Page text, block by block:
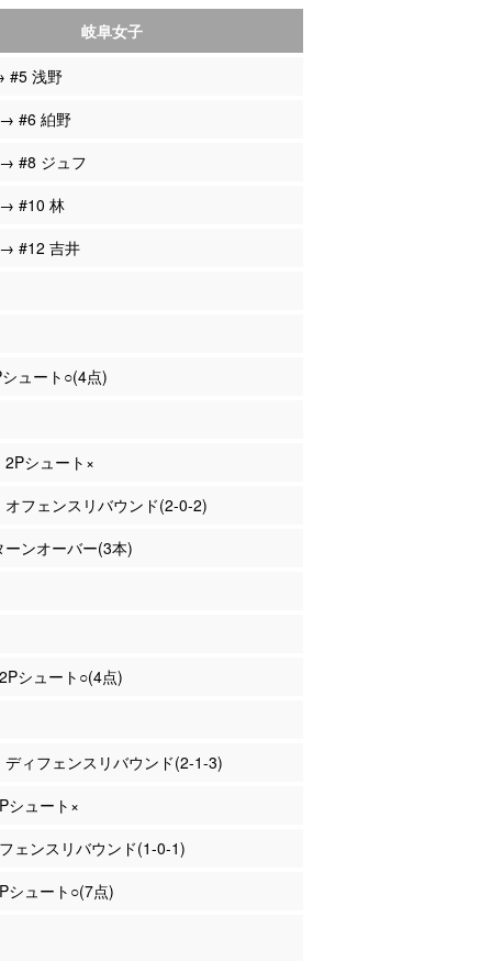
岐阜女子
#5 浅野
#6 絈野
#8 ジュフ
#10 林
#12 吉井
ュート○(4点)
シュート×
オフェンスリバウンド(2-0-2)
ンオーバー(3本)
シュート○(4点)
ディフェンスリバウンド(2-1-3)
シュート×
ェンスリバウンド(1-0-1)
シュート○(7点)